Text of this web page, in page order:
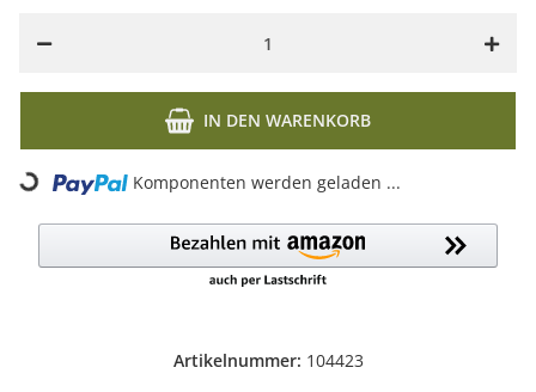
Artikelnummer: 104423
IN DEN WARENKORB
Loading... Komponenten werden geladen ...